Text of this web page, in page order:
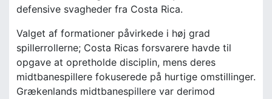
defensive svagheder fra Costa Rica.
Valget af formationer påvirkede i høj grad
spillerrollerne; Costa Ricas forsvarere havde til
opgave at opretholde disciplin, mens deres
midtbanespillere fokuserede på hurtige omstillinger.
Grækenlands midtbanespillere var derimod